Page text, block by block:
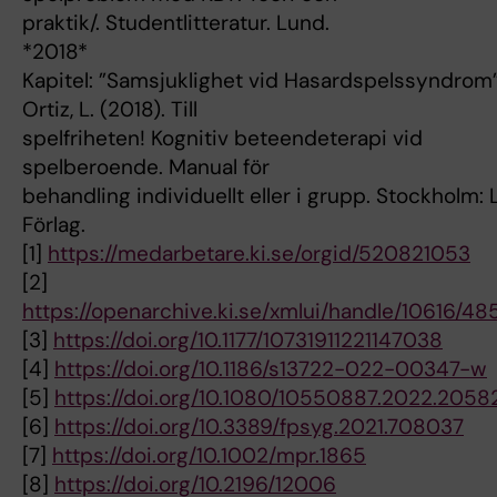
praktik/. Studentlitteratur. Lund.
*2018*
Kapitel: ”Samsjuklighet vid
Ortiz, L. (2018). Till
spelfriheten! Kognitiv beteendeterapi vid
spelberoende. Manual för
behandling individuellt eller i grupp. Stockholm:
Förlag.
[1] https://medarbetare.ki.se/orgid/520821053
[2]
https://openarchive.ki.se/xmlui/handle/10616/
[3] https://doi.org/10.1177/10731911221147038
[4] https://doi.org/10.1186/s13722-022-00347-w
[5] https://doi.org/10.1080/
[6] https://doi.org/10.3389/fpsyg.2021.708037
[7] https://doi.org/10.1002/mpr.1865
[8] https://doi.org/10.2196/12006